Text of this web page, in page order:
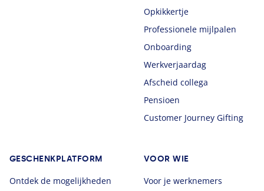
Opkikkertje
Professionele mijlpalen
Onboarding
Werkverjaardag
Afscheid collega
Pensioen
Customer Journey Gifting
GESCHENKPLATFORM
Ontdek de mogelijkheden
VOOR WIE
Voor je werknemers